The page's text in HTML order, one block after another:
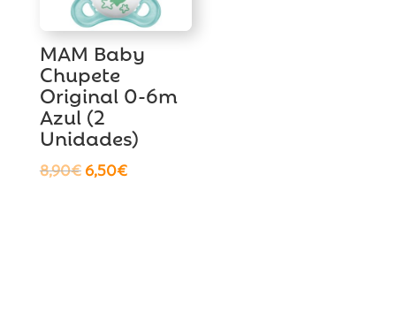
MAM Baby
Chupete
Original 0-6m
Azul (2
Unidades)
8,90€ El
6,50€El